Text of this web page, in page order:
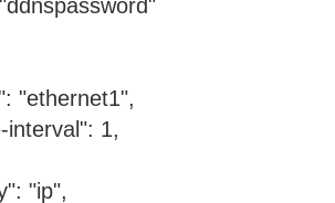
"ethernet1",
interval": 1,
"ip",